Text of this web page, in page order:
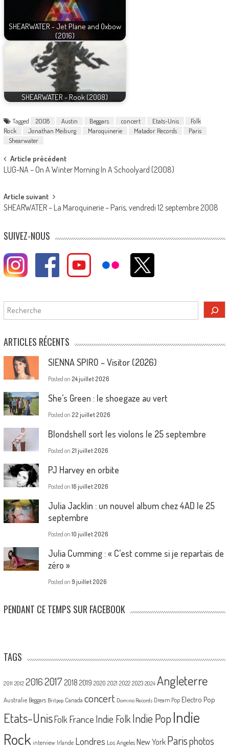
SHEARWATER - Jet Plane and Oxbow
(2016)
SHEARWATER - Rook (2008)
Tagged 2008 Austin Beggars concert Etats-Unis
Folk
Rock
Jonathan Meiburg Maroquinerie Matador Records
Paris
Shearwater
Post
navigation
Article précédent
LUG-NA – On A Winter Morning In A Schoolyard (2008)
Article suivant
SHEARWATER – La Maroquinerie – Paris, vendredi 12 septembre 2008
SUIVEZ-NOUS
Rechercher
ARTICLES RÉCENTS
SIENNA SPIRO – Visitor (2026)
Posted on 24 juillet 2026
She’s Green : le shoegaze au vert
Posted on 22 juillet 2026
Blondshell sort les violons le 25 septembre
Posted on 21 juillet 2026
PJ Harvey en orbite
Posted on 16 juillet 2026
Julia Jacklin : un nouvel album chez 4AD le 25
septembre
Posted on 10 juillet 2026
Julia Cumming : « C’est comme si je repartais de
zéro »
Posted on 9 juillet 2026
PENDANT CE TEMPS SUR FACEBOOK
TAGS
2011 2012 20162017 2018 2019 2020 2021 2022 2023 2024 Angleterre
Australie Beggars Britpop Canada concert Domino Records Dream Pop Electro Pop
Etats-UnisFolk France Indie Folk Indie PopIndie
Rock interview Irlande Londres Los Angeles New York Parisphotos